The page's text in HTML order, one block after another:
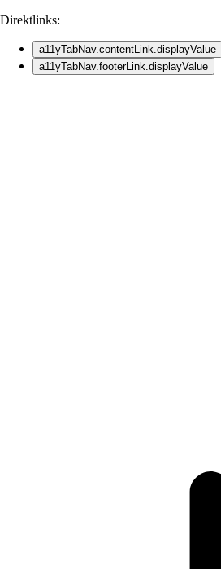
Direktlinks:
a11yTabNav.contentLink.displayValue
a11yTabNav.footerLink.displayValue